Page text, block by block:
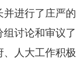
并进行了庄严的
讨论和审议了
人大工作积极